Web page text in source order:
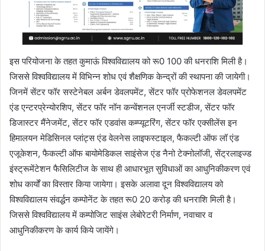
इस परियोजना के तहत कुमाऊं विश्वविद्यालय को रू0 100 की धनराशि मिली है।
जिससे विश्वविद्यालय में विभिन्न शोध एवं शैक्षणिक केन्द्रों की स्थापना की जायेगी।
जिनमें सेंटर फॉर सस्टेनेबल अर्बन डेवलपमेंट, सेंटर फॉर प्रोफेशनल डेवलपमेंट
एंड एन्टरप्रेन्योरशिप, सेंटर फॉर नॉन कन्वेंशनल एनर्जी स्टडीज, सेंटर फॉर
डिजास्टर मैंनेजमेंट, सेंटर फॉर एडवांस कम्प्यूटरिंग, सेंटर फॉर एक्सीलेंस इन
हिमालयन मेडिसिनल प्लांट्स एंड वेलनेस लाइफस्टाइल, फैकल्टी ऑफ लॉ एंड
एजूकेशन, फैकल्टी ऑफ बायोमेडिकल साइंसेज एंड नैनो टेक्नोलॉजी, सेंट्रलाइज्ड
इंस्ट्रूमेंटेशन फैसिलिटीज के साथ ही आधारभूत सुविधाओं का आधुनिकीकरण एवं
शोध कार्यों का विस्तार किया जायेगा। इसके अलावा दून विश्वविद्यालय को
विश्वविद्यालय संवर्द्धन कम्पोनेंट के तहत रू0 20 करोड़ की धनराशि मिली है।
जिससे विश्वविद्यालय में कम्पोजिट साइंस लेबोरेटरी निर्माण, नवाचार व
आधुनिकीकरण के कार्य किये जायेंगे।